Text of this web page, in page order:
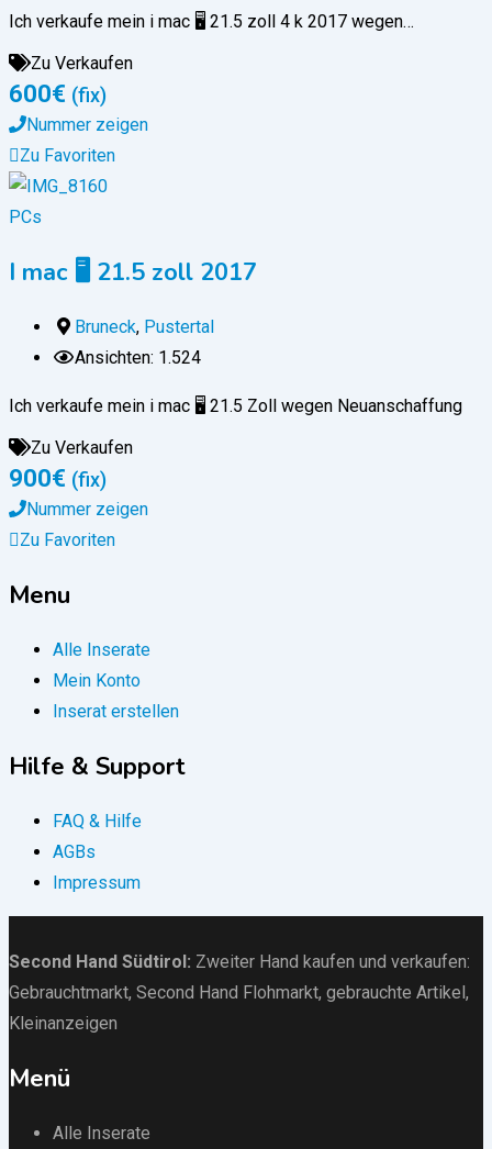
Ich verkaufe mein i mac 🖥️ 21.5 zoll 4 k 2017 wegen…
Zu Verkaufen
600€ (fix)
Nummer zeigen
Zu Favoriten
PCs
I mac 🖥️ 21.5 zoll 2017
Bruneck, Pustertal
Ansichten: 1.524
Ich verkaufe mein i mac 🖥️ 21.5 Zoll wegen Neuanschaffung
Zu Verkaufen
900€ (fix)
Nummer zeigen
Zu Favoriten
Menu
Alle Inserate
Mein Konto
Inserat erstellen
Hilfe & Support
FAQ & Hilfe
AGBs
Impressum
Second Hand Südtirol : Zweiter Hand kaufen und verkaufen:
Gebrauchtmarkt, Second Hand Flohmarkt, gebrauchte Artikel ,
Kleinanzeigen
Menü
Alle Inserate